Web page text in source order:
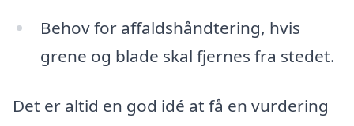
Behov for affaldshåndtering, hvis
grene og blade skal fjernes fra stedet.
Det er altid en god idé at få en vurdering